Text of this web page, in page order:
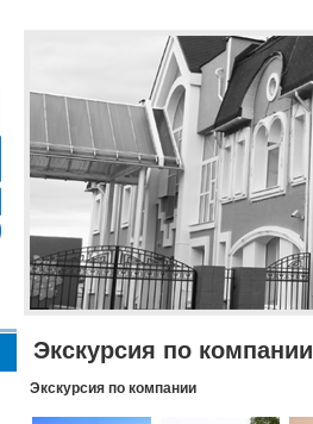
Экскурсия по компании
Экскурсия по компании